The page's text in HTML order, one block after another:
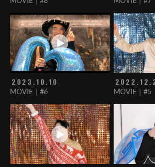
2023.10.10
MOVIE｜#6 MOVIE｜#5